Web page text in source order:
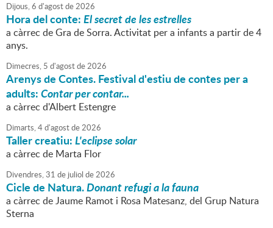
Dijous,6 d'agostde2026
Hora del conte:El secret de les estrelles
a càrrec de Gra de Sorra. Activitat per a infants a partir de 4
anys.
Dimecres, 5 d'agostde2026
Arenys de Contes. Festival d'estiu de contes per a
adults:Contar per contar...
a càrrec d'Albert Estengre
Dimarts,4d'agostde2026
Taller creatiu:L'eclipse solar
a càrrec de Marta Flor
Divendres,31 de juliol de2026
Cicle de Natura.Donant refugi a la fauna
a càrrec de Jaume Ramot i Rosa Matesanz, del Grup Natura
Sterna